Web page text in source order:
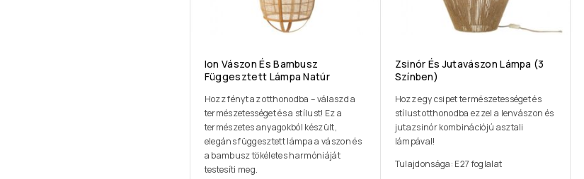
Ion Vászon És Bambusz
Függesztett Lámpa Natúr
Hozz fényt az otthonodba – válaszd a
természetességet és a stílust! Ez a
természetes anyagokból készült,
elegáns függesztett lámpa a vászon és
a bambusz tökéletes harmóniáját
testesíti meg.
Zsinór És Jutavászon Lámpa (3
Színben)
Hozz egy csipet természetességet és
stílust otthonodba ezzel a lenvászon és
jutazsinór kombinációjú asztali
lámpával!
Tulajdonsága: E27 foglalat